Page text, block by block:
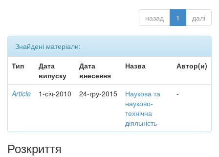
назад 1 далі
Знайдені матеріали:
Тип
Дата
випуску
Дата
внесення
Назва Автор(и)
Article 1-січ-2010 24-гру-2015
Наукова та
науково-
технічна
діяльність
-
Розкриття